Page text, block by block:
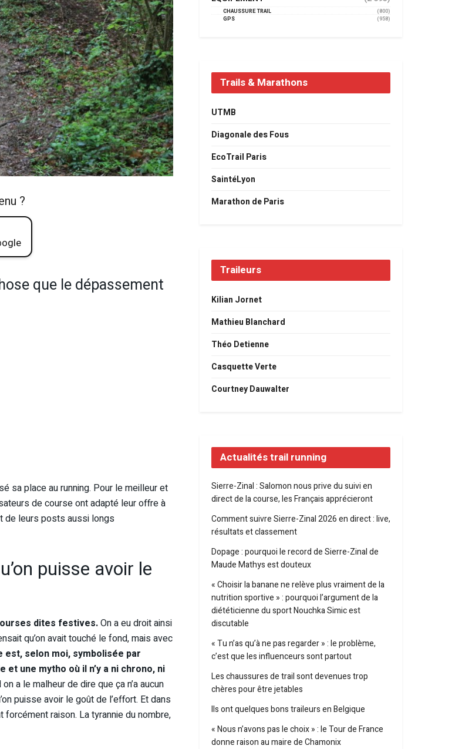
?
que le dépassement
sa place au running. Pour le meilleur et
de course ont adapté leur offre à
de leurs posts aussi longs
puisse avoir le
dites festives.On a eu droit ainsi
qu’on avait touché le fond, mais avec
est, selon moi, symbolisée par
et une mytho où il n’y a ni chrono, ni
a le malheur de dire que ça n’a aucun
puisse avoir le goût de l’effort. Et dans
raison. La tyrannie du nombre,
CHAUSSURE TRAIL
(800)
GPS
(958)
Trails & Marathons
UTMB
Diagonale des Fous
EcoTrail Paris
SaintéLyon
Marathon de Paris
Traileurs
Kilian Jornet
Mathieu Blanchard
Théo Detienne
Casquette Verte
Courtney Dauwalter
Actualités trail running
Sierre-Zinal : Salomon nous prive du suivi en
direct de la course, les Français apprécieront
Comment suivre Sierre-Zinal 2026 en direct : live,
résultats et classement
Dopage : pourquoi le record de Sierre-Zinal de
Maude Mathys est douteux
« Choisir la banane ne relève plus vraiment de la
nutrition sportive » : pourquoi l’argument de la
diététicienne du sport Nouchka Simic est
discutable
« Tu n’as qu’à ne pas regarder » : le problème,
c’est que les influenceurs sont partout
Les chaussures de trail sont devenues trop
chères pour être jetables
Ils ont quelques bons traileurs en Belgique
« Nous n’avons pas le choix » : le Tour de France
donne raison au maire de Chamonix